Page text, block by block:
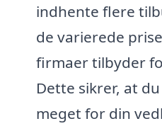
indhente flere
de varierede
firmaer tilbyder
Dette sikrer, at
meget for din